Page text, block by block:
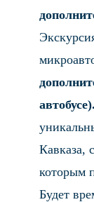
автобусе).
Кавказа,
которым
Будет